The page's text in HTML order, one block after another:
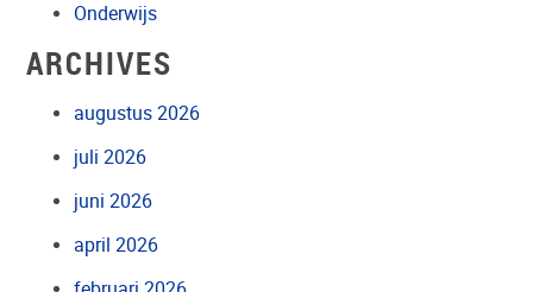
Onderwijs
ARCHIVES
augustus 2026
juli 2026
juni 2026
april 2026